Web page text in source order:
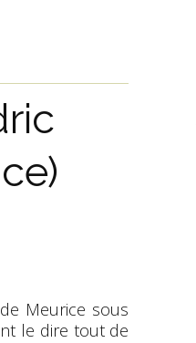
Meurice sous
le dire tout de